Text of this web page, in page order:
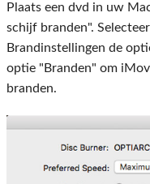
Plaats een dvd in uw
schijf branden".
Brandinstellingen de
optie "Branden" om
branden.